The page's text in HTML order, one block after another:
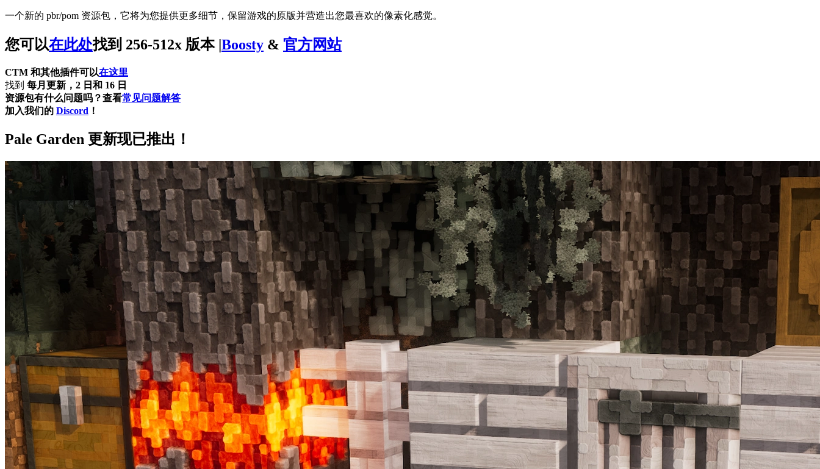
一个新的 pbr/pom 资源包，它将为您提供更多细节，保留游戏的原版并营造出您最喜欢的像素化感觉。
您可以在此处找到 256-512x 版本 |Boosty & 官方网站
CTM 和其他插件可以在这里
找到 每月更新，2 日和 16 日
资源包有什么问题吗？查看常见问题解答
加入我们的 Discord ！
Pale Garden 更新现已推出！